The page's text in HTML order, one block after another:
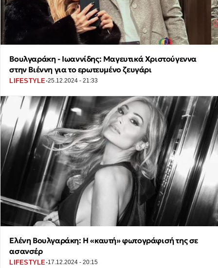
Βουλγαράκη - Ιωαννίδης: Μαγευτικά Χριστούγεννα
στην Βιέννη για το ερωτευμένο ζευγάρι
LIFESTYLE ·25.12.2024 - 21:33
Ελένη Βουλγαράκη: Η «καυτή» φωτογράφισή της σε
ασανσέρ
LIFESTYLE ·17.12.2024 - 20:15